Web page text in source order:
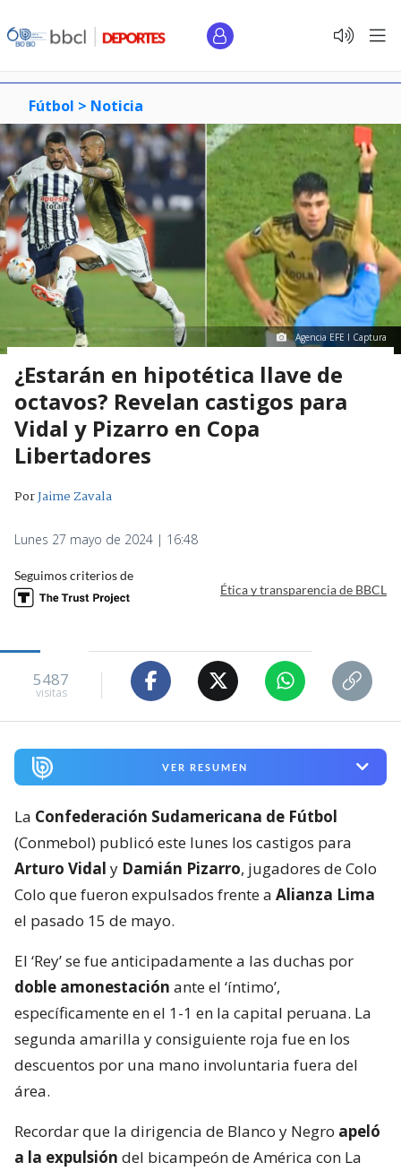
Fútbol > Noticia
Agencia EFE I Captura
¿Estarán en hipotética llave de
octavos? Revelan castigos para
Vidal y Pizarro en Copa
Libertadores
PorJaime Zavala
Lunes 27 mayo de 2024 | 16:48
Seguimos criterios de
Ética y transparencia de BBCL
5487
visitas
VER RESUMEN
La Confederación Sudamericana de Fútbol
(Conmebol) publicó este lunes los castigos para
Arturo Vidal y Damián Pizarro, jugadores de Colo
Colo que fueron expulsados frente a Alianza Lima
el pasado 15 de mayo.
El ‘Rey’ se fue anticipadamente a las duchas por
doble amonestación ante el ‘íntimo’,
específicamente en el 1-1 en la capital peruana. La
segunda amarilla y consiguiente roja fue en los
descuentos por una mano involuntaria fuera del
área.
Recordar que la dirigencia de Blanco y Negro apeló
a la expulsión del bicampeón de América con La